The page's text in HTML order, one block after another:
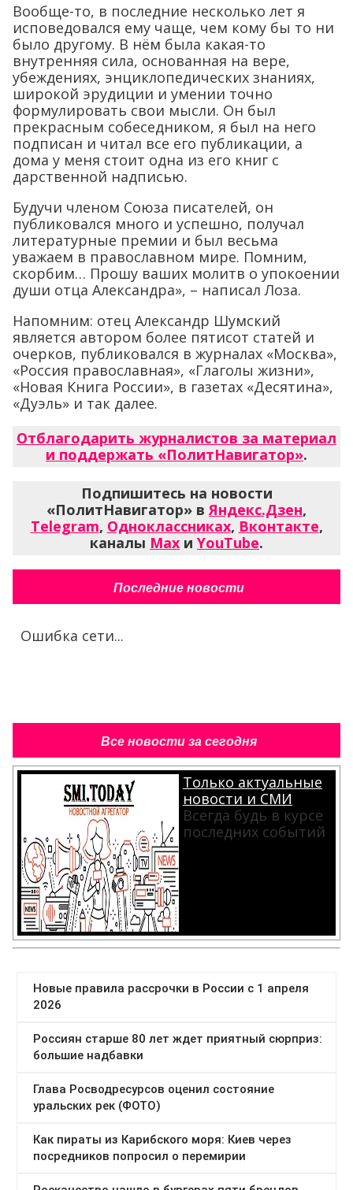
Вообще-то, в последние несколько лет я
исповедовался ему чаще, чем кому бы то ни
было другому. В нём была какая-то
внутренняя сила, основанная на вере,
убеждениях, энциклопедических знаниях,
широкой эрудиции и умении точно
формулировать свои мысли. Он был
прекрасным собеседником, я был на него
подписан и читал все его публикации, а
дома у меня стоит одна из его книг с
дарственной надписью.
Будучи членом Союза писателей, он
публиковался много и успешно, получал
литературные премии и был весьма
уважаем в православном мире. Помним,
скорбим… Прошу ваших молитв о упокоении
души отца Александра», – написал Лоза.
Напомним: отец Александр Шумский
является автором более пятисот статей и
очерков, публиковался в журналах «Москва»,
«Россия православная», «Глаголы жизни»,
«Новая Книга России», в газетах «Десятина»,
«Дуэль» и так далее.
Отблагодарить журналистов за материал
и поддержать «ПолитНавигатор».
Подпишитесь на новости
«ПолитНавигатор» в Яндекс.Дзен,
Telegram, Одноклассниках, Вконтакте,
каналы Max и YouTube.
Последние новости
Ошибка сети...
Все новости за сегодня
Только актуальные
новости и СМИ
Всегда будь в курсе
последних событий